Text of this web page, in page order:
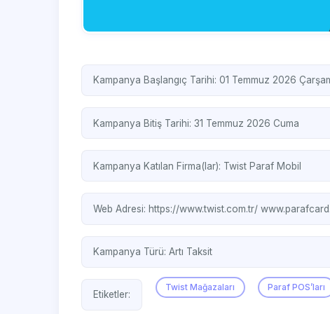
Kampanya Başlangıç Tarihi: 01 Temmuz 2026
Kampanya Bitiş Tarihi: 31 Temmuz 2026 Cuma
Kampanya Katılan Firma(lar): Twist Paraf Mobil
Web Adresi: https://www.twist.com.tr/
Kampanya Türü: Artı Taksit
Etiketler:
Twist Mağazaları Paraf POS’ları